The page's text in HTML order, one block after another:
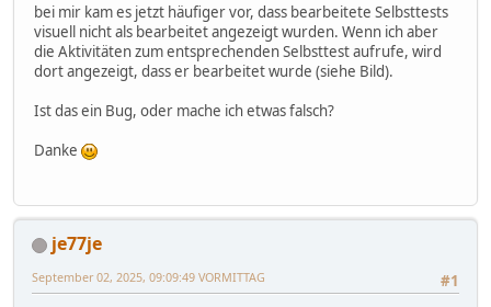
bei mir kam es jetzt häufiger vor, dass bearbeitete Selbsttests
visuell nicht als bearbeitet angezeigt wurden. Wenn ich aber
die Aktivitäten zum entsprechenden Selbsttest aufrufe, wird
dort angezeigt, dass er bearbeitet wurde (siehe Bild).
Ist das ein Bug, oder mache ich etwas falsch?
Danke
je77je
#1
September 02, 2025, 09:09:49 VORMITTAG